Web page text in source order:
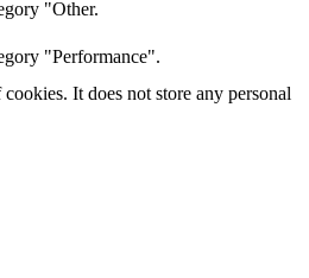
"Other.
"Performance".
It does not store any personal